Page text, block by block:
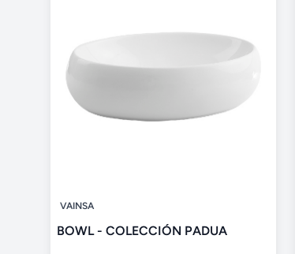
VAINSA
BOWL - COLECCIÓN PADUA